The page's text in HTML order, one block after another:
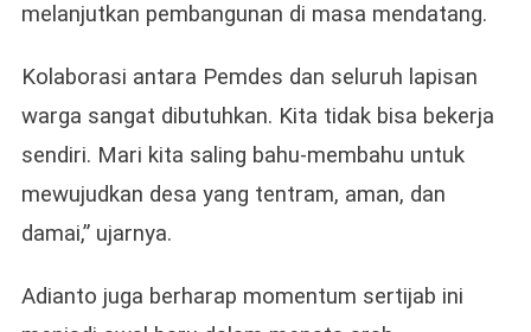
melanjutkan pembangunan di masa mendatang.
Kolaborasi antara Pemdes dan seluruh lapisan
warga sangat dibutuhkan. Kita tidak bisa bekerja
sendiri. Mari kita saling bahu-membahu untuk
mewujudkan desa yang tentram, aman, dan
damai,” ujarnya.
Adianto juga berharap momentum sertijab ini